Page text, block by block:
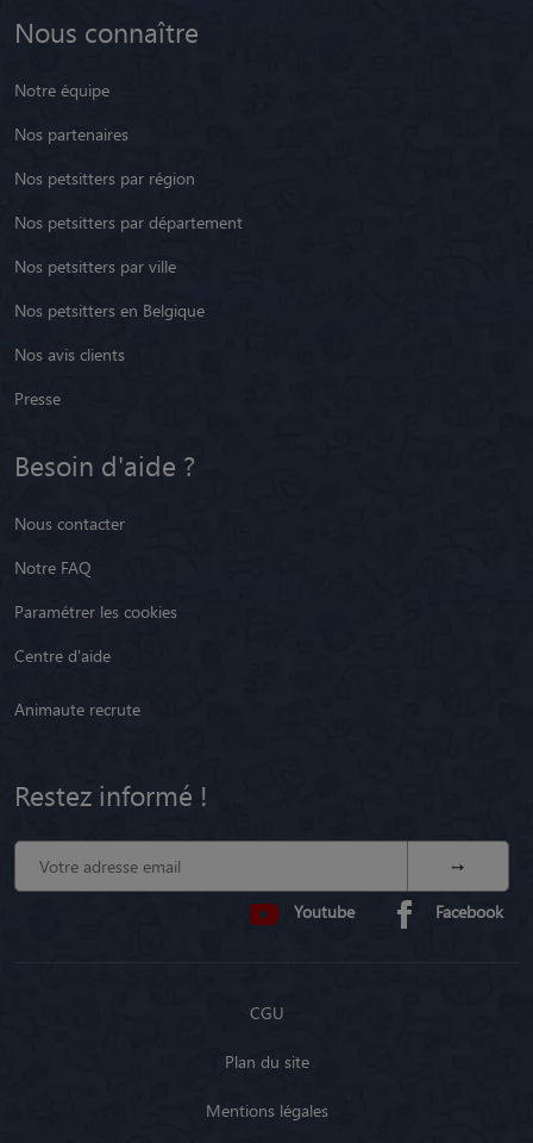
Nous connaître
Notre équipe
Nos partenaires
Nos petsitters par région
Nos petsitters par département
Nos petsitters par ville
Nos petsitters en Belgique
Nos avis clients
Presse
Besoin d'aide ?
Nous contacter
Notre FAQ
Paramétrer les cookies
Centre d'aide
Animaute recrute
Restez informé !
Youtube Facebook
CGU
Plan du site
Mentions légales